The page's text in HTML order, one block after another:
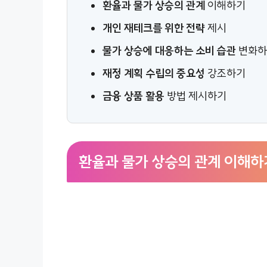
환율과 물가 상승의 관계 이해하기
개인 재테크를 위한 전략제시
물가 상승에 대응하는 소비 습관 변화
재정 계획 수립의 중요성 강조하기
금융 상품 활용 방법 제시하기
환율과 물가 상승의 관계 이해